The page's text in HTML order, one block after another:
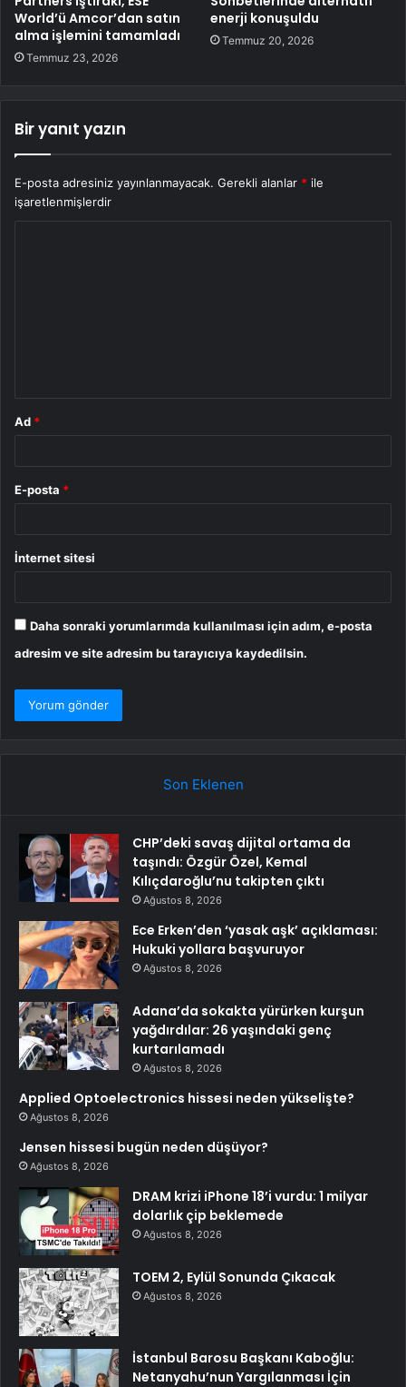
World’ü Amcor’dan satın
alma işlemini tamamladı
Temmuz 23, 2026
enerji konuşuldu
Temmuz 20, 2026
Bir yanıt yazın
E-posta adresiniz yayınlanmayacak. Gerekli alanlar * ile
işaretlenmişlerdir
Ad *
E-posta *
İnternet sitesi
Daha sonraki yorumlarımda kullanılması için adım, e-posta
adresim ve site adresim bu tarayıcıya kaydedilsin.
Son Eklenen
CHP’deki savaş dijital ortama da
taşındı: Özgür Özel, Kemal
Kılıçdaroğlu’nu takipten çıktı
Ağustos 8, 2026
Ece Erken’den ‘yasak aşk’ açıklaması:
Hukuki yollara başvuruyor
Ağustos 8, 2026
Adana’da sokakta yürürken kurşun
yağdırdılar: 26 yaşındaki genç
kurtarılamadı
Ağustos 8, 2026
Applied Optoelectronics hissesi neden yükselişte?
Ağustos 8, 2026
Jensen hissesi bugün neden düşüyor?
Ağustos 8, 2026
DRAM krizi iPhone 18’i vurdu: 1 milyar
dolarlık çip beklemede
Ağustos 8, 2026
TOEM 2, Eylül Sonunda Çıkacak
Ağustos 8, 2026
İstanbul Barosu Başkanı Kaboğlu:
Netanyahu’nun Yargılanması İçin